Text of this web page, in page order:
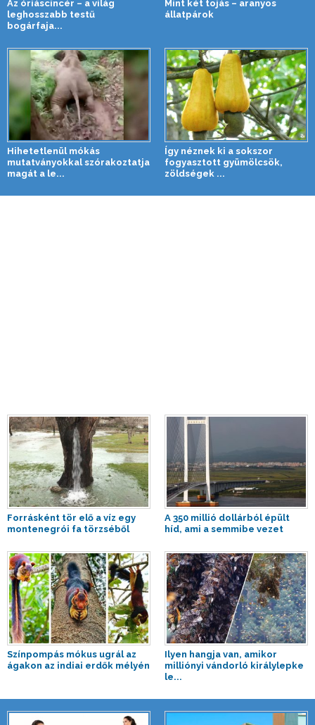
Az óriáscincér – a világ
leghosszabb testű
bogárfaja...
Mint két tojás – aranyos
állatpárok
Hihetetlenül mókás
mutatványokkal szórakoztatja
magát a le...
Így néznek ki a sokszor
fogyasztott gyümölcsök,
zöldségek ...
Forrásként tör elő a víz egy
montenegrói fa törzséből
A 350 millió dollárból épült
híd, ami a semmibe vezet
Színpompás mókus ugrál az
ágakon az indiai erdők mélyén
Ilyen hangja van, amikor
milliónyi vándorló királylepke
le...